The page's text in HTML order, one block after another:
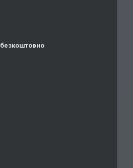
безкоштовно